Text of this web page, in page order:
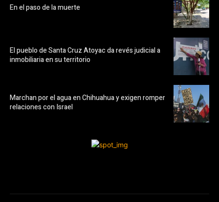
En el paso de la muerte
El pueblo de Santa Cruz Atoyac da revés judicial a
inmobiliaria en su territorio
Marchan por el agua en Chihuahua y exigen romper
relaciones con Israel